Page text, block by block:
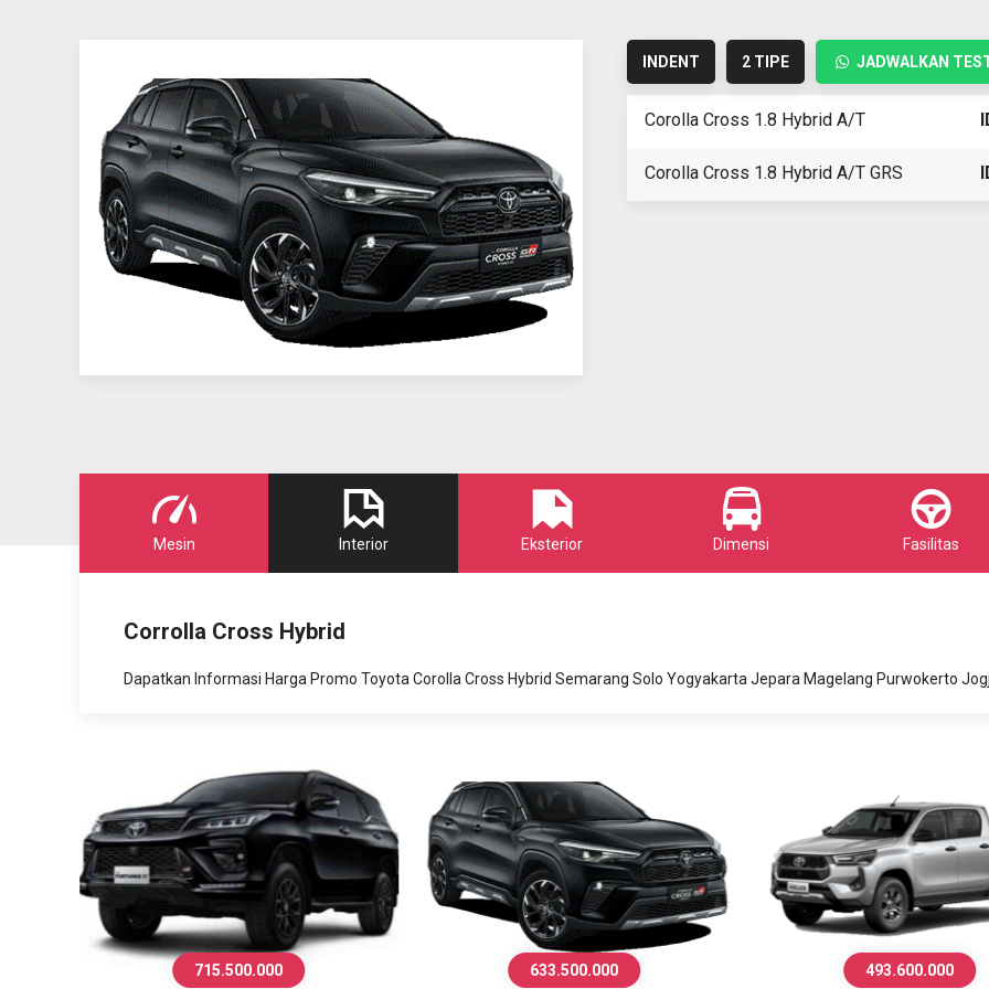
INDENT 2 TIPE JADWALKAN
Corolla Cross 1.8 Hybrid A/T
Corolla Cross 1.8 Hybrid A/T GRS
Mesin Interior Eksterior Dimensi Fasilitas
Corrolla Cross Hybrid
Dapatkan Informasi Harga Promo Toyota Corolla Cross Hybrid Semarang Solo Yogyakarta Jepara Magelang Purwokerto
633.500.000 493.600.000 2.746.700.000